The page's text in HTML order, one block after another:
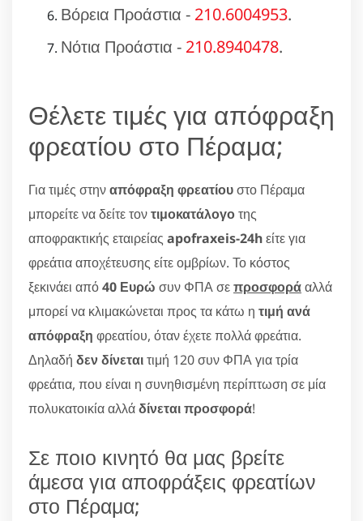
Βόρεια Προάστια - 210.6004953.
Νότια Προάστια - 210.8940478.
Θέλετε τιμές για απόφραξη
φρεατίου στο Πέραμα;
Για τιμές στηναπόφραξη φρεατίουστο Πέραμα
μπορείτε να δείτε τοντιμοκατάλογοτης
αποφρακτικής εταιρείας apofraxeis-24hείτε για
φρεάτια αποχέτευσης είτε ομβρίων. Το κόστος
ξεκινάει από40 Ευρώ συν ΦΠΑ σεπροσφοράαλλά
μπορεί να κλιμακώνεται προς τα κάτω η τιμή ανά
απόφραξη φρεατίου, όταν έχετε πολλά φρεάτια.
Δηλαδή δεν δίνεταιτιμή 120 συν ΦΠΑ για τρία
φρεάτια, που είναι η συνηθισμένη περίπτωση σε μία
πολυκατοικία αλλάδίνεται προσφορά!
Σε ποιο κινητό θα μας βρείτε
άμεσα για αποφράξεις φρεατίων
στο Πέραμα;